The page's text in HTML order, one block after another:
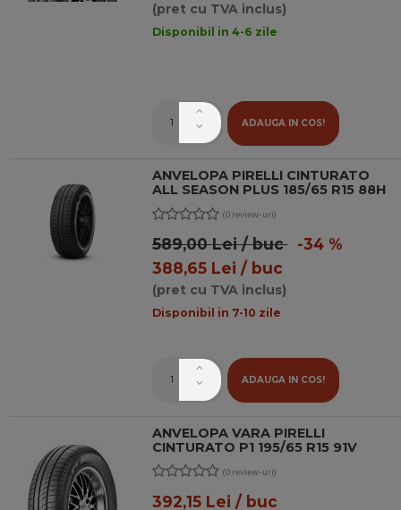
(pret cu TVA inclus)
Disponibil in 4-6 zile
ADAUGA IN COS!
ANVELOPA PIRELLI CINTURATO
ALL SEASON PLUS 185/65 R15 88H
(0 review-uri)
589,00 Lei / buc-34 %
388,65 Lei / buc
(pret cu TVA inclus)
Disponibil in 7-10 zile
ADAUGA IN COS!
ANVELOPA VARA PIRELLI
CINTURATO P1 195/65 R15 91V
(0 review-uri)
392,15 Lei / buc